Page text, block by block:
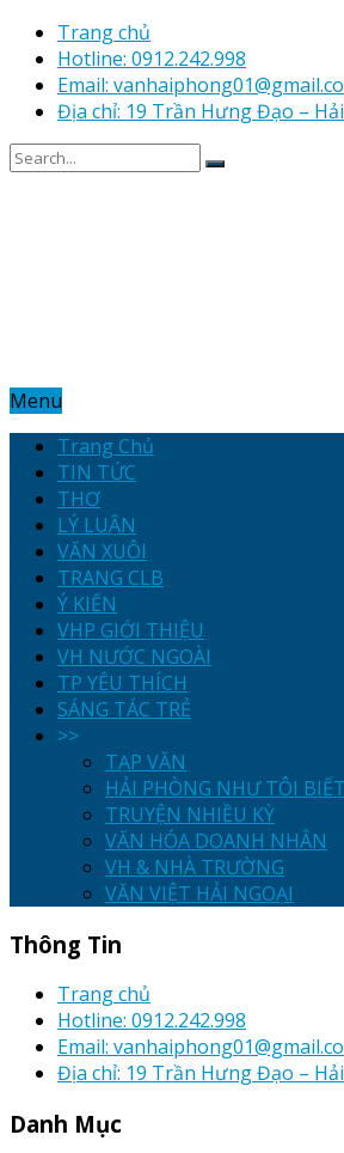
Trang chủ
Hotline: 0912.242.998
Email:
Địa chỉ: 19 Trần Hưng Đạo –
Menu
Trang Chủ
TIN TỨC
THƠ
LÝ LUẬN
VĂN XUÔI
TRANG CLB
Ý KIẾN
VHP GIỚI THIỆU
VH NƯỚC NGOÀI
TP YÊU THÍCH
SÁNG TÁC TRẺ
>>
TẠP VĂN
HẢI PHÒNG NHƯ TÔI BIẾT
TRUYỆN NHIỀU KỲ
VĂN HÓA DOANH NHÂN
VH & NHÀ TRƯỜNG
VĂN VIỆT HẢI NGOẠI
Thông Tin
Trang chủ
Hotline: 0912.242.998
Email:
Địa chỉ: 19 Trần Hưng Đạo –
Danh Mục